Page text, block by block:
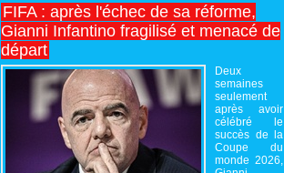
FIFA : après l'échec de sa réforme,
Gianni Infantino fragilisé et menacé de
départ
Deux
semaines
seulement
après avoir
célébré le
succès de la
Coupe du
monde 2026,